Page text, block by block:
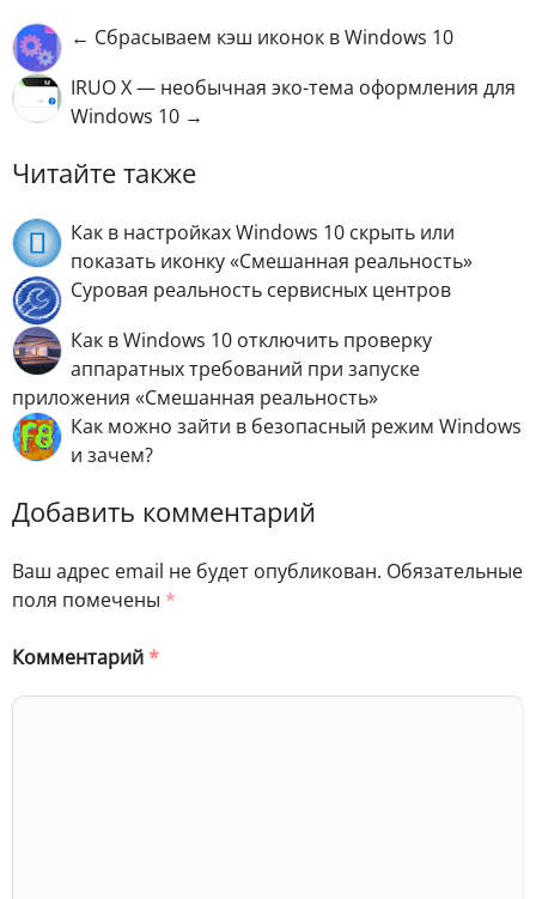
← Сбрасываем кэш иконок в Windows 10
IRUO X — необычная эко-тема оформления для
Windows 10 →
Читайте также
Как в настройках Windows 10 скрыть или
показать иконку «Смешанная реальность»
Суровая реальность сервисных центров
Как в Windows 10 отключить проверку
аппаратных требований при запуске
приложения «Смешанная реальность»
Как можно зайти в безопасный режим Windows
и зачем?
Добавить комментарий
Ваш адрес email не будет опубликован. Обязательные
поля помечены *
Комментарий*